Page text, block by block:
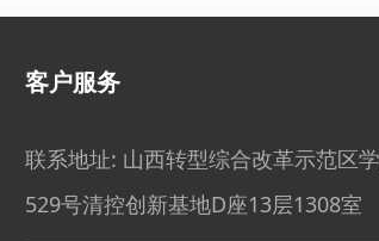
客户服务
联系地址: 山西转型综合改革示范区
529号清控创新基地D座13层1308室